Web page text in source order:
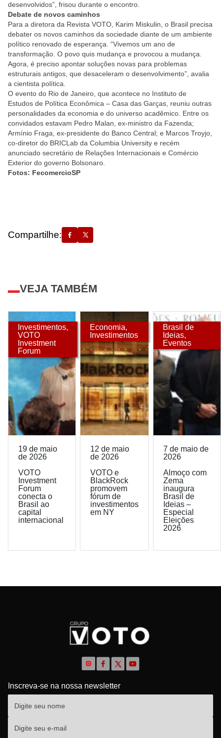
desenvolvidos”, frisou durante o encontro.
Debate de novos caminhos
Para a diretora da Revista VOTO, Karim Miskulin, o Brasil precisa
debater os novos caminhos da sociedade diante de um ambiente
político renovado de esperança. “Vivemos um ano de
transformação. O povo quis mudança e provocou a mudança.
Agora, é preciso apontar soluções novas para problemas
estruturais antigos, que desaceleram o desenvolvimento”, avalia
a cientista política.
O evento do Rio de Janeiro, que acontece no Instituto de
Estudos de Política Econômica – Casa das Garças, reuniu outras
personalidades da economia e do universo acadêmico. Entre os
convidados estavam Pedro Malan, ex-ministro da Fazenda;
Armínio Fraga, ex-presidente do Banco Central; e Marcos Troyjo,
co-diretor do BRICLab da Columbia University e recém
anunciado secretário de Relações Internacionais e Comércio
Exterior do governo Bolsonaro.
Fotos: FecomercioSP
Compartilhe:
VEJA TAMBÉM
Investimentos,
VOTO
Investment
Forum
19 de maio
de 2026
VOTO
Investment
Forum
conecta o
Brasil ao
capital
internacional
Economia,
Investimentos
12 de maio
de 2026
VOTO e
BlackRock
promovem
fórum de
investimentos
em NY
Brasil de
Ideias,
Eventos
7 de maio de
2026
Almoço com
Zema
inaugura
Brasil de
Ideias –
Especial
Eleições
2026
Inscreva-se na nossa newsletter